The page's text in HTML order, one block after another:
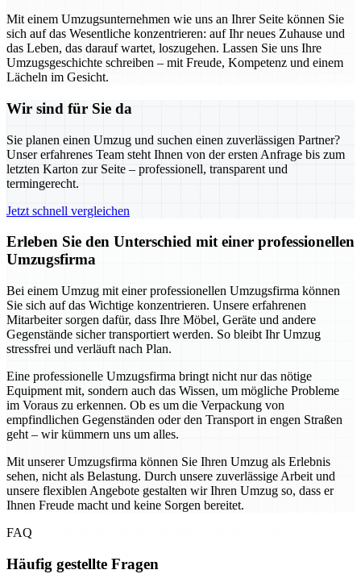
Mit einem Umzugsunternehmen wie uns an Ihrer Seite können Sie
sich auf das Wesentliche konzentrieren: auf Ihr neues Zuhause und
das Leben, das darauf wartet, loszugehen. Lassen Sie uns Ihre
Umzugsgeschichte schreiben – mit Freude, Kompetenz und einem
Lächeln im Gesicht.
Wir sind für Sie da
Sie planen einen Umzug und suchen einen zuverlässigen Partner?
Unser erfahrenes Team steht Ihnen von der ersten Anfrage bis zum
letzten Karton zur Seite – professionell, transparent und
termingerecht.
Jetzt schnell vergleichen
Erleben Sie den Unterschied mit einer professionellen
Umzugsfirma
Bei einem Umzug mit einer professionellen Umzugsfirma können
Sie sich auf das Wichtige konzentrieren. Unsere erfahrenen
Mitarbeiter sorgen dafür, dass Ihre Möbel, Geräte und andere
Gegenstände sicher transportiert werden. So bleibt Ihr Umzug
stressfrei und verläuft nach Plan.
Eine professionelle Umzugsfirma bringt nicht nur das nötige
Equipment mit, sondern auch das Wissen, um mögliche Probleme
im Voraus zu erkennen. Ob es um die Verpackung von
empfindlichen Gegenständen oder den Transport in engen Straßen
geht – wir kümmern uns um alles.
Mit unserer Umzugsfirma können Sie Ihren Umzug als Erlebnis
sehen, nicht als Belastung. Durch unsere zuverlässige Arbeit und
unsere flexiblen Angebote gestalten wir Ihren Umzug so, dass er
Ihnen Freude macht und keine Sorgen bereitet.
FAQ
Häufig gestellte Fragen